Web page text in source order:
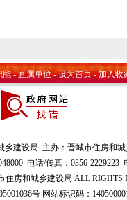
能-直属单位-设为首页-加入收
乡建设局 主办：晋城市住房和
电话/传真：0356-2229223
住房和城乡建设局 ALL RIGHTS
号 网站标识码：